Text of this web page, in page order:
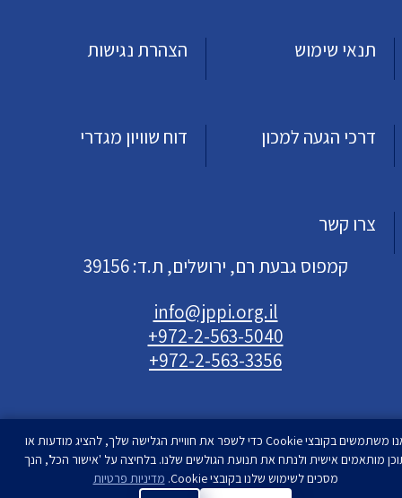
תנאי שימוש הצהרת נגישות
דרכי הגעה למכון דוח שוויון מגדרי
צרו קשר
קמפוס גבעת רם, ירושלים, ת.ד: 39156
info@jppi.org.il
+972-2-563-5040
+972-2-563-3356
עיצוב ופיתוחסטודיו רימון| המכון למדיניות העם
אנו משתמשים בקובצי Cookie כדי לשפר את חוויית הגלישה שלך, להציג מודעות או
מותאמים אישית ולנתח את תנועת הגולשים שלנו. בלחיצה על 'אישור הכל', הנך
מסכים לשימוש שלנו בקובצי Cookie.
מדיניות פרטיות